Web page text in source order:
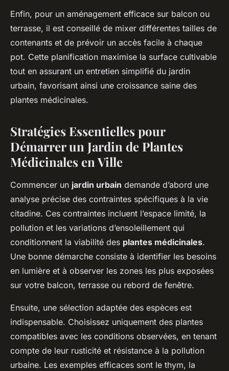
Enfin, pour un aménagement efficace sur balcon ou
terrasse, il est conseillé de mixer différentes tailles de
contenants et de prévoir un accès facile à chaque
pot. Cette planification maximise la surface cultivable
tout en assurant un entretien simplifié du jardin
urbain, favorisant ainsi une croissance saine des
plantes médicinales.
Stratégies Essentielles pour
Démarrer un Jardin de Plantes
Médicinales en Ville
Commencer un jardin urbain demande d’abord une
analyse précise des contraintes spécifiques à la vie
citadine. Ces contraintes incluent l’espace limité, la
pollution et les variations d’ensoleillement qui
conditionnent la viabilité des plantes médicinales.
Une bonne démarche consiste à identifier les besoins
en lumière et à observer les zones les plus exposées
sur votre balcon, terrasse ou rebord de fenêtre.
Ensuite, une sélection adaptée des espèces est
indispensable. Choisissez uniquement des plantes
compatibles avec les conditions observées, en tenant
compte de leur rusticité et résistance à la pollution
urbaine. Les exemples efficaces sont le thym, la